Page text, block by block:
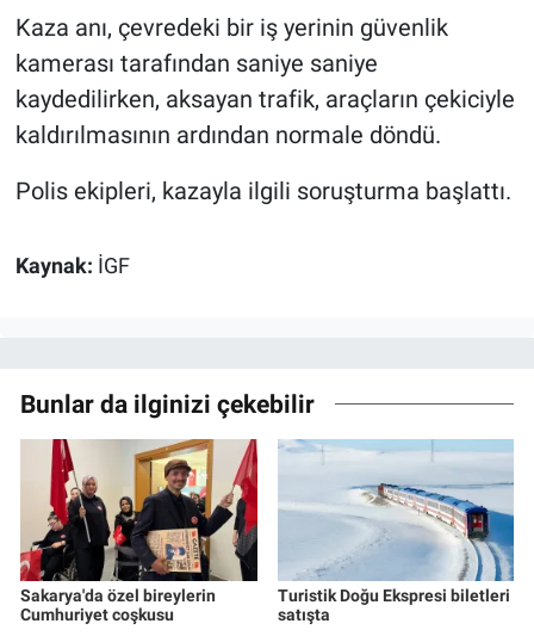
Kaza anı, çevredeki bir iş yerinin güvenlik
kamerası tarafından saniye saniye
kaydedilirken, aksayan trafik, araçların çekiciyle
kaldırılmasının ardından normale döndü.
Polis ekipleri, kazayla ilgili soruşturma başlattı.
Kaynak: İGF
Bunlar da ilginizi çekebilir
Sakarya'da özel bireylerin
Cumhuriyet coşkusu
Turistik Doğu Ekspresi biletleri
satışta